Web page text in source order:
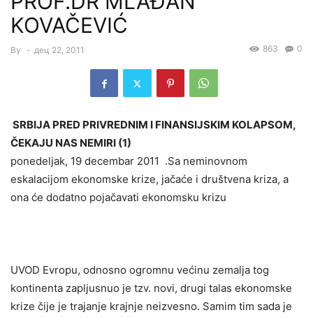
KOVAČEVIĆ
By - дец 22, 2011 0
863
SRBIJA PRED PRIVREDNIM I FINANSIJSKIM KOLAPSOM,
ČEKAJU NAS NEMIRI (1)
ponedeljak, 19 decembar 2011 .Sa neminovnom
eskalacijom ekonomske krize, jačaće i društvena kriza, a
ona će dodatno pojačavati ekonomsku krizu
UVOD Evropu, odnosno ogromnu većinu zemalja tog
kontinenta zapljusnuo je tzv. novi, drugi talas ekonomske
krize čije je trajanje krajnje neizvesno. Samim tim sada je